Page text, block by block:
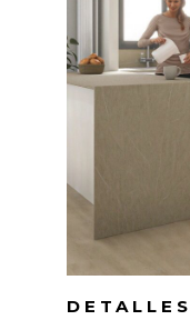
DETALLES